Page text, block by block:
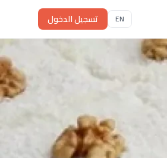
EN تسجيل الدخول